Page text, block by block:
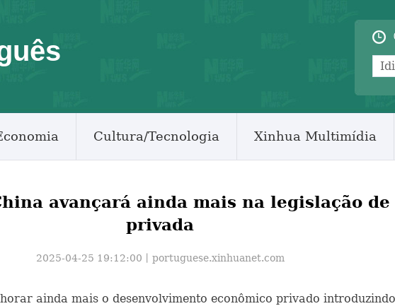
Cultura/Tecnologia Xinhua Multimídia
avançará ainda mais na legislação de
privada
2025-04-25 19:12:00丨 portuguese.xinhuanet.com
ainda mais o desenvolvimento econômico privado